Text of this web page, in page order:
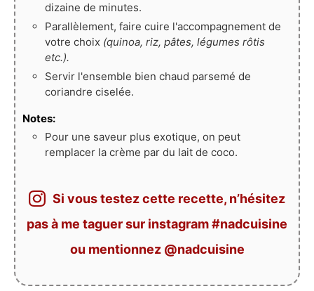
dizaine de minutes.
Parallèlement, faire cuire l'accompagnement de
votre choix (quinoa, riz, pâtes, légumes rôtis
etc.).
Servir l'ensemble bien chaud parsemé de
coriandre ciselée.
Notes:
Pour une saveur plus exotique, on peut
remplacer la crème par du lait de coco.
Si vous testez cette recette, n’hésitez
pas à me taguer sur instagram #nadcuisine
ou mentionnez @nadcuisine